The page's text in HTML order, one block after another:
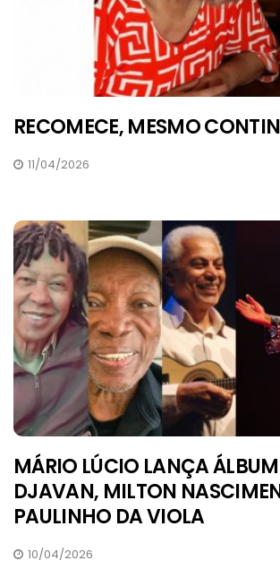
RECOMECE, MESMO
11/04/2026
MÁRIO LÚCIO LANÇA
DJAVAN, MILTON
PAULINHO DA VIOLA
10/04/2026